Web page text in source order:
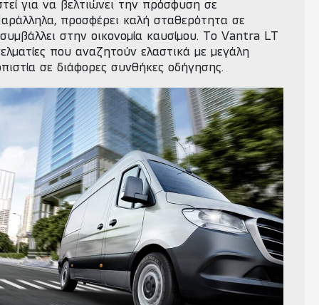
για να βελτιώνει την πρόσφυση σε
προσφέρει καλή σταθερότητα σε
στην οικονομία καυσίμου. Το Vantra LT
που αναζητούν ελαστικά με μεγάλη
σε διάφορες συνθήκες οδήγησης.